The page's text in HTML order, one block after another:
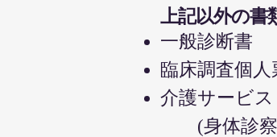
上記以外の書
一
臨床調査
介護サービ
(身体診察